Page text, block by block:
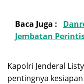
Baca Juga :
Jembatan
Kapolri Jenderal
pentingnya